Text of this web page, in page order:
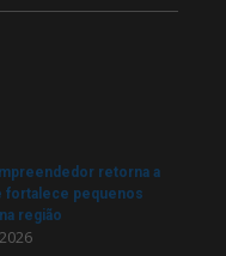
retorna a
fortalece pequenos
região